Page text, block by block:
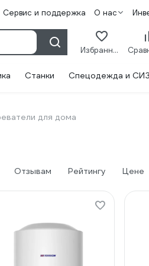
Сервис и поддержка О нас
Избранное
Станки Спецодежда и СИЗ
для дома
Отзывам Рейтингу Цене